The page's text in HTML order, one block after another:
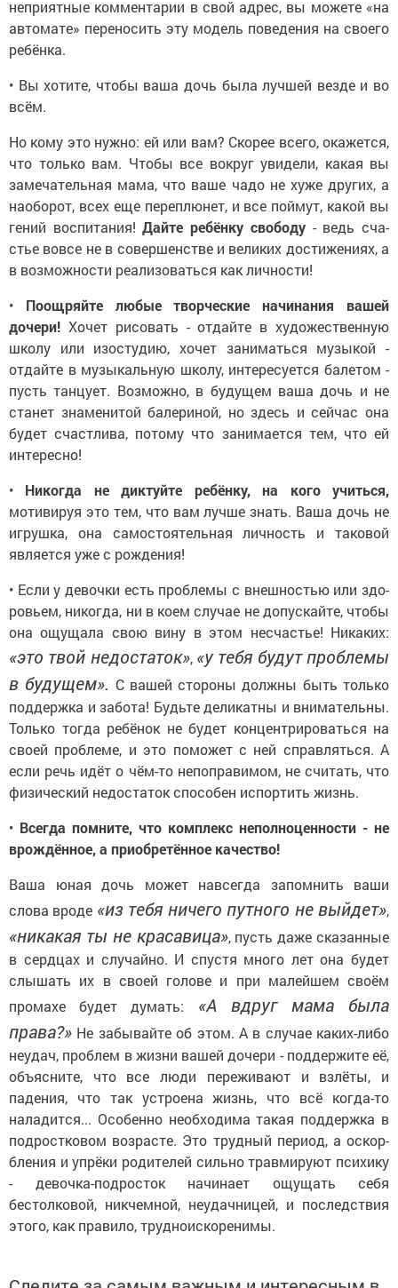
неприятные коммента­рии в свой адрес, вы можете «на
автома­те» переносить эту модель поведения на своего
ребёнка.
• Вы хотите, чтобы ваша дочь была луч­шей везде и во
всём.
Но кому это нужно: ей или вам? Скорее всего, окажется,
что толь­ко вам. Чтобы все вокруг увидели, какая вы
замечательная мама, что ваше чадо не хуже других, а
нао­борот, всех еще переплюнет, и все поймут, какой вы
гений воспитания!Дайте ребёнку свободу- ведь сча­
стье вовсе не в совершенстве и ве­ликих достижениях, а
в возможности реализоваться как личности!
• Поощряйте любые творческие начинания вашей
дочери! Хочет рисовать - отдайте в художественную
школу или изостудию, хочет заниматься музыкой -
отдай­те в музыкальную школу, интересу­ется балетом -
пусть танцует. Воз­можно, в будущем ваша дочь и не
станет знаменитой балериной, но здесь и сейчас она
будет счастли­ва, потому что занимается тем, что ей
интересно!
• Никогда не диктуйте ребёнку, на кого учиться,
мотивируя это тем, что вам лучше знать. Ваша дочь не
игрушка, она самостоятельная лич­ность и таковой
является уже с рождения!
• Если у девоч­ки есть проблемы с внешностью или здо­
ровьем, никогда, ни в коем случае не до­пускайте, чтобы
она ощущала свою вину в этом несчастье! Ника­ких:
«это твой недоста­ток», «у тебя будут проблемы
в будущем». С вашей стороны должны быть только
поддержка и за­бота! Будьте деликатны и вниматель­ны.
Только тогда ребёнок не будет концентрироваться на
своей пробле­ме, и это поможет с ней справляться. А
если речь идёт о чём-то непоправи­мом, не считать, что
физический не­достаток способен испортить жизнь.
• Всегда помните, что комплекс неполноценности - не
врождён­ное, а приобретённое качество!
Ваша юная дочь может навсегда за­помнить ваши
слова вроде «из тебя ничего путного не выйдет»,
«никакая ты не красавица», пусть даже ска­занные
в сердцах и случайно. И спу­стя много лет она будет
слышать их в своей голове и при малейшем сво­ём
промахе будет думать: «А вдруг мама была
права?» Не забывайте об этом. А в случае каких-либо
не­удач, проблем в жизни вашей до­чери - поддержите её,
объясните, что все люди переживают и взлёты, и
падения, что так устроена жизнь, что всё когда-то
наладится... Осо­бенно необходима такая поддержка в
подростковом возрасте. Это трудный период, а оскор­
бления и упрёки родителей сильно травмируют психику
- девочка-подросток начинает ощущать себя
бестолковой, никчемной, неудачницей, и последствия
этого, как правило, трудноискоренимы.